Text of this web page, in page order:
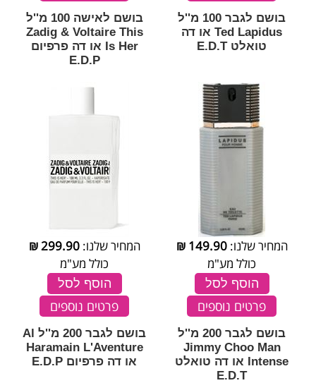
בושם לגבר 100 מ''ל
Ted Lapidus או דה
טואלט E.D.T
המחיר שלנו:149.90
₪
כולל מע"מ
הוסף לסל
פרטים נוספים
בושם לאישה 100 מ''ל
Zadig & Voltaire This
Is Her או דה פרפיום
E.D.P
המחיר שלנו:299.90
₪
כולל מע"מ
הוסף לסל
פרטים נוספים
בושם לגבר 200 מ''ל
Jimmy Choo Man
Intense או דה טואלט
E.D.T
בושם לגבר 200 מ''ל Al
Haramain L'Aventure
או דה פרפיום E.D.P